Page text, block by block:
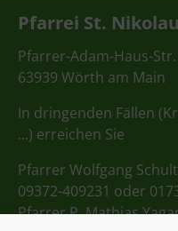
Pfarrei St.
Pfarrer-Adam-Haus-Str.
63939 Wörth am Main
In dringenden Fällen
…) erreichen Sie
Pfarrer Wolfgang
09372-409231 oder
Pfarrer P. Mathias